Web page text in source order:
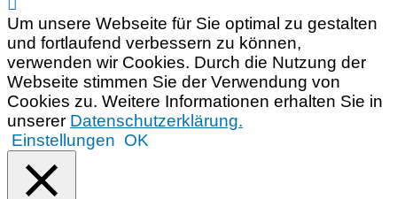
Um unsere Webseite für Sie optimal zu gestalten
und fortlaufend verbessern zu können,
verwenden wir Cookies. Durch die Nutzung der
Webseite stimmen Sie der Verwendung von
Cookies zu. Weitere Informationen erhalten Sie in
unserer Datenschutzerklärung.
Einstellungen OK